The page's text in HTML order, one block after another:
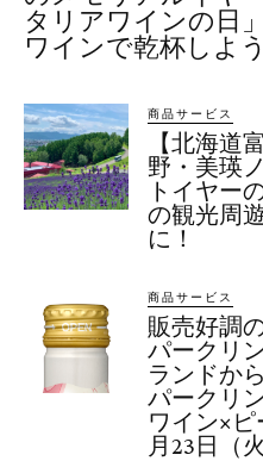
タリアワインの日
ワインで乾杯しよう
商品サービス
【北海道
野・美瑛
トイヤー
の観光周
に！
商品サービス
販売好調
パークリ
ランドか
パークリ
ワイン×
月23日（